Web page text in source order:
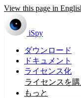
View this page in
iSpy
ダウンロード
ドキュメント
ライセンス化
ライセンスを購
もっと